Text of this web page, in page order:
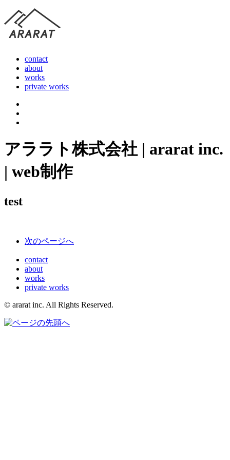
contact
about
works
private works
アララト株式会社 | ararat inc.
| web制作
test
次のページへ
contact
about
works
private works
© ararat inc. All Rights Reserved.